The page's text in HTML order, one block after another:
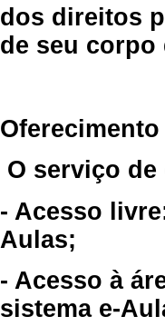
dos direitos
de seu corpo
O serviço
- Acesso
Aulas;
- Acesso à
sistema e-